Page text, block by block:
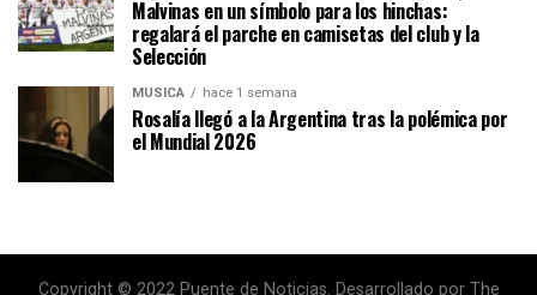
Malvinas en un símbolo para los hinchas:
regalará el parche en camisetas del club y la
Selección
MÚSICA hace 1 semana
Rosalía llegó a la Argentina tras la polémica por
el Mundial 2026
Copyright © 2022 Puente de Noticias. Desarrollado por The